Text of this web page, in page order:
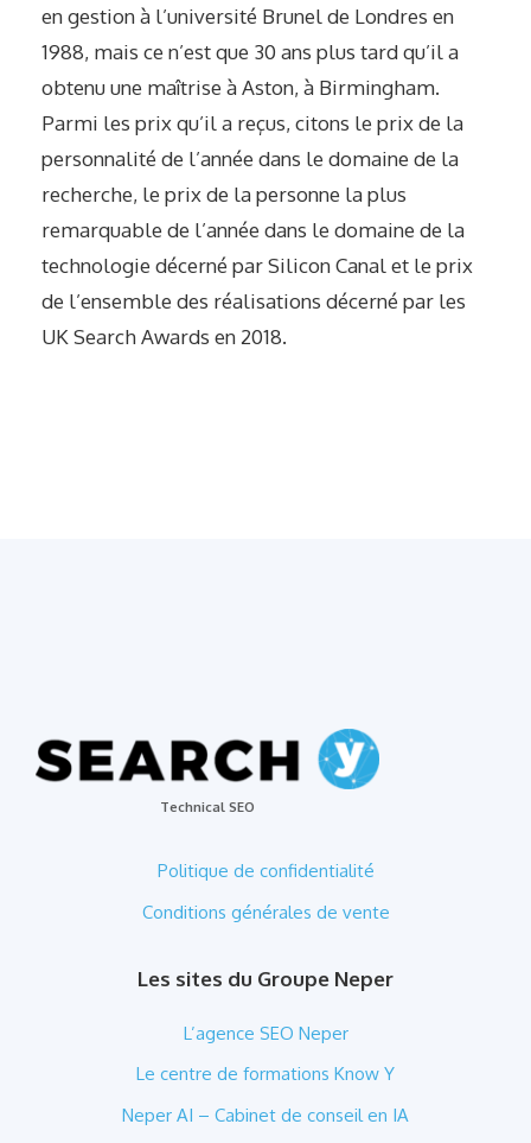
en gestion à l’université Brunel de Londres en
1988, mais ce n’est que 30 ans plus tard qu’il a
obtenu une maîtrise à Aston, à Birmingham.
Parmi les prix qu’il a reçus, citons le prix de la
personnalité de l’année dans le domaine de la
recherche, le prix de la personne la plus
remarquable de l’année dans le domaine de la
technologie décerné par Silicon Canal et le prix
de l’ensemble des réalisations décerné par les
UK Search Awards en 2018.
Technical SEO
Politique de confidentialité
Conditions générales de vente
Les sites du Groupe Neper
L’agence SEO Neper
Le centre de formations Know Y
Neper AI – Cabinet de conseil en IA